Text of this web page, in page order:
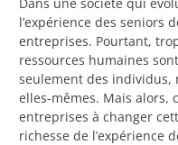
l’expérience des seniors
entreprises. Pourtant,
ressources humaines
seulement des individus,
elles-mêmes. Mais alors,
entreprises à changer
richesse de l’expérience